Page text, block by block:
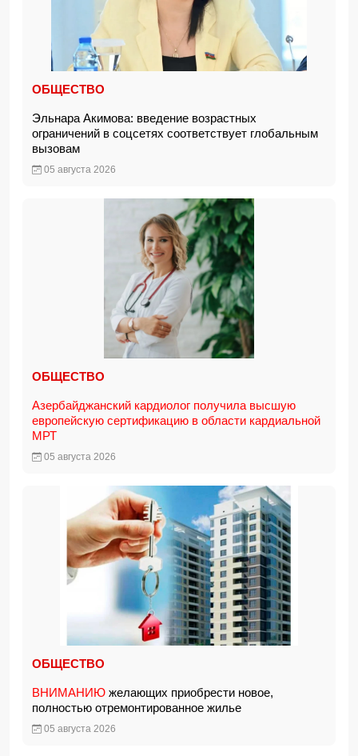
ОБЩЕСТВО
Эльнара Акимова: введение возрастных
ограничений в соцсетях соответствует глобальным
вызовам
05 августа 2026
ОБЩЕСТВО
Азербайджанский кардиолог получила высшую
европейскую сертификацию в области кардиальной
МРТ
05 августа 2026
ОБЩЕСТВО
ВНИМАНИЮ желающих приобрести новое,
полностью отремонтированное жилье
05 августа 2026